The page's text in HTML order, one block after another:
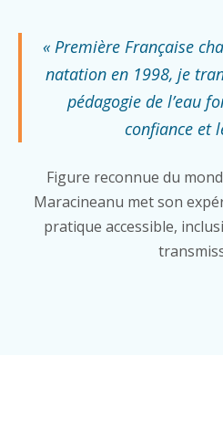
« Première Française
natation en 1998, je
pédagogie de l’eau
confiance et
Figure reconnue du
Maracineanu met son
pratique accessible,